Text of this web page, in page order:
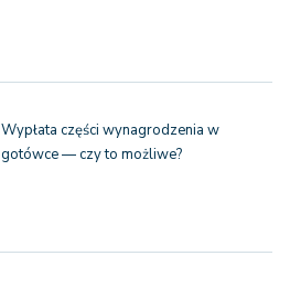
Wypłata części wynagrodzenia w
gotówce — czy to możliwe?